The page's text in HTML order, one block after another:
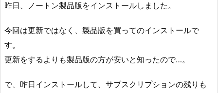
昨日、ノートン製品版をインストールしました。
今回は更新ではなく、製品版を買ってのインストールで
す。
更新をするよりも製品版の方が安いと知ったので…。
で、昨日インストールして、サブスクリプションの残りも